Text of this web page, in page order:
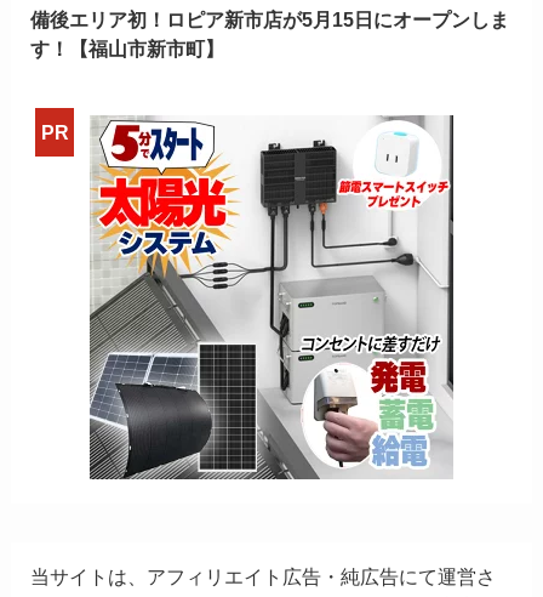
備後エリア初！ロピア新市店が5月15日にオープンしま
す！【福山市新市町】
当サイトは、アフィリエイト広告・純広告にて運営さ